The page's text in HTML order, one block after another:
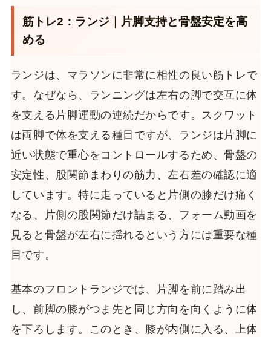
筋トレ2：ランジ｜片脚支持と骨盤安定を高
める
ランジは、マラソンに非常に相性の良い筋トレで
す。なぜなら、ランニングは左右の脚で交互に体
を支える片脚運動の連続だからです。スクワット
は両脚で体を支える種目ですが、ランジは片脚に
近い状態で重心をコントロールするため、骨盤の
安定性、股関節まわりの筋力、左右差の確認に適
しています。特に走っていると片側の膝だけ痛く
なる、片側の股関節だけ詰まる、フォーム動画を
見ると骨盤が左右に揺れるという方には重要な種
目です。
基本のフロントランジでは、片脚を前に踏み出
し、前脚の膝がつま先と同じ方向を向くように体
を下ろします。このとき、膝が内側に入る、上体